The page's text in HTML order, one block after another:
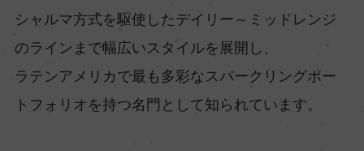
シャルマ方式を駆使したデイリー～ミッドレンジ
のラインまで幅広いスタイルを展開し、
ラテンアメリカで最も多彩なスパークリングポー
トフォリオを持つ名門として知られています。